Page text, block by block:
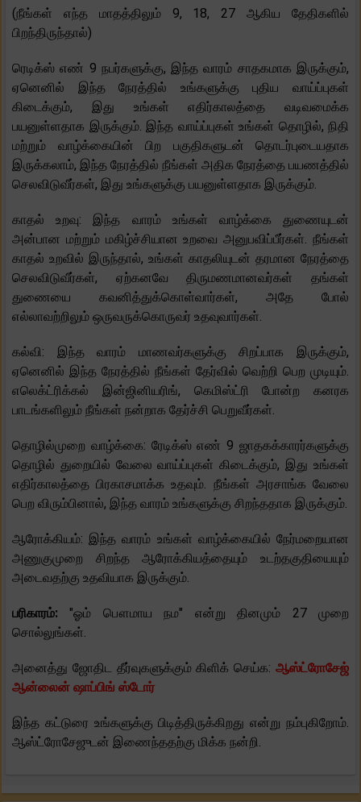
(நீங்கள் எந்த மாதத்திலும் 9, 18, 27 ஆகிய தேதிகளில்
பிறந்திருந்தால்)
ரெடிக்ஸ் எண் 9 நபர்களுக்கு, இந்த வாரம் சாதகமாக இருக்கும்,
ஏனெனில் இந்த நேரத்தில் உங்களுக்கு புதிய வாய்ப்புகள்
கிடைக்கும், இது உங்கள் எதிர்காலத்தை வடிவமைக்க
பயனுள்ளதாக இருக்கும். இந்த வாய்ப்புகள் உங்கள் தொழில், நிதி
மற்றும் வாழ்க்கையின் பிற பகுதிகளுடன் தொடர்புடையதாக
இருக்கலாம், இந்த நேரத்தில் நீங்கள் அதிக நேரத்தை பயணத்தில்
செலவிடுவீர்கள், இது உங்களுக்கு பயனுள்ளதாக இருக்கும்.
காதல் உறவு: இந்த வாரம் உங்கள் வாழ்க்கை துணையுடன்
அன்பான மற்றும் மகிழ்ச்சியான உறவை அனுபவிப்பீர்கள். நீங்கள்
காதல் உறவில் இருந்தால், உங்கள் காதலியுடன் தரமான நேரத்தை
செலவிடுவீர்கள், ஏற்கனவே திருமணமானவர்கள் தங்கள்
துணையை கவனித்துக்கொள்வார்கள், அதே போல்
எல்லாவற்றிலும் ஒருவருக்கொருவர் உதவுவார்கள்.
கல்வி: இந்த வாரம் மாணவர்களுக்கு சிறப்பாக இருக்கும்,
ஏனெனில் இந்த நேரத்தில் நீங்கள் தேர்வில் வெற்றி பெற முடியும்.
எலெக்ட்ரிக்கல் இன்ஜினியரிங், கெமிஸ்ட்ரி போன்ற கனரக
பாடங்களிலும் நீங்கள் நன்றாக தேர்ச்சி பெறுவீர்கள்.
தொழில்முறை வாழ்க்கை: ரேடிக்ஸ் எண் 9 ஜாதகக்காரர்களுக்கு
தொழில் துறையில் வேலை வாய்ப்புகள் கிடைக்கும், இது உங்கள்
எதிர்காலத்தை பிரகாசமாக்க உதவும். நீங்கள் அரசாங்க வேலை
பெற விரும்பினால், இந்த வாரம் உங்களுக்கு சிறந்ததாக இருக்கும்.
ஆரோக்கியம்: இந்த வாரம் உங்கள் வாழ்க்கையில் நேர்மறையான
அணுகுமுறை சிறந்த ஆரோக்கியத்தையும் உடற்தகுதியையும்
அடைவதற்கு உதவியாக இருக்கும்.
பரிகாரம்:"ஓம் பௌமாய நம" என்று தினமும் 27 முறை
சொல்லுங்கள்.
அனைத்து ஜோதிட தீர்வுகளுக்கும் கிளிக் செய்க: ஆஸ்ட்ரோசேஜ்
ஆன்லைன் ஷாப்பிங் ஸ்டோர்
இந்த கட்டுரை உங்களுக்கு பிடித்திருக்கிறது என்று நம்புகிறோம்.
ஆஸ்ட்ரோசேஜுடன் இணைந்ததற்கு மிக்க நன்றி.